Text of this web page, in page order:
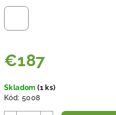
€187
cena:
Skladom(1 ks)
Kód: 5008